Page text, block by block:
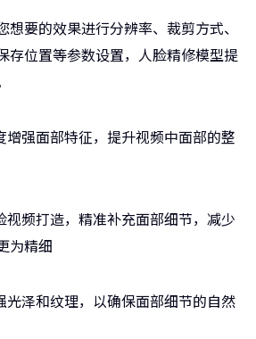
想要的效果进行分辨率、裁剪方式、
存位置等参数设置，人脸精修模型提
增强面部特征，提升视频中面部的整
视频打造，精准补充面部细节，减少
为精细
光泽和纹理，以确保面部细节的自然